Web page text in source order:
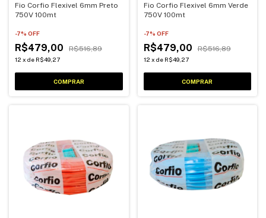
Fio Corfio Flexivel 6mm Preto
750V 100mt
-7% OFF
R$479,00 R$516,89
12 x de R$49,27
Fio Corfio Flexivel 6mm Verde
750V 100mt
-7% OFF
R$479,00 R$516,89
12 x de R$49,27